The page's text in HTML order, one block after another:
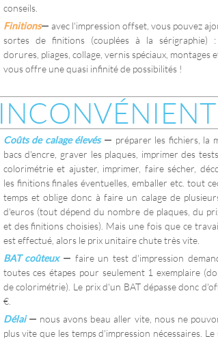
conseils.
Finitions— avec l'impression offset, vous pouvez
sortes de finitions (couplées à la sérigraphie) :
dorures, pliages, collage, vernis spéciaux, montages
vous offre une quasi infinité de possibilités !
Coûts de calage élevés — préparer les fichiers, la
bacs d'encre, graver les plaques, imprimer des
colorimétrie et ajuster, imprimer, faire sécher,
les finitions finales éventuelles, emballer etc. tout
temps et oblige donc à faire un calage de
d'euros (tout dépend du nombre de plaques, du
et des finitions choisies). Mais une fois que ce
est effectué, alors le prix unitaire chute très vite.
BAT coûteux — faire un test d'impression
toutes ces étapes pour seulement 1 exemplaire
de colorimétrie). Le prix d'un BAT dépasse donc
€.
Délai — nous avons beau aller vite, nous ne
plus vite que les temps d'impression nécessaires. Le